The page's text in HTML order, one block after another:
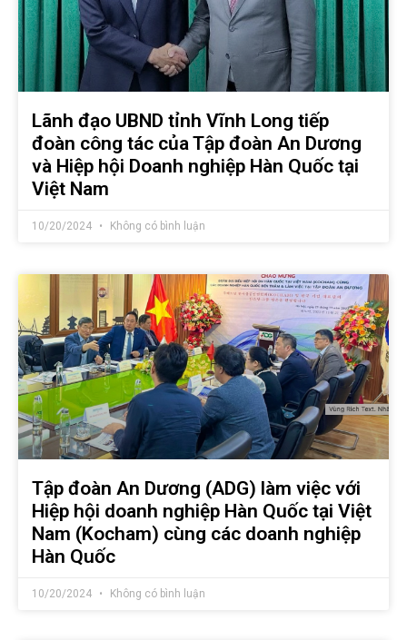
Lãnh đạo UBND tỉnh Vĩnh Long tiếp
đoàn công tác của Tập đoàn An Dương
và Hiệp hội Doanh nghiệp Hàn Quốc tại
Việt Nam
10/20/2024 Không có bình luận
Tập đoàn An Dương (ADG) làm việc với
Hiệp hội doanh nghiệp Hàn Quốc tại Việt
Nam (Kocham) cùng các doanh nghiệp
Hàn Quốc
10/20/2024 Không có bình luận